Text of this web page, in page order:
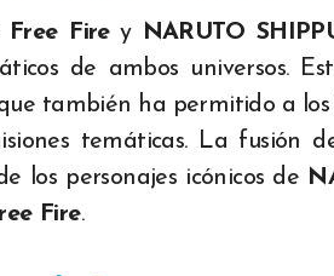
Free Firey NARUTO
de ambos universos.
también ha permitido a
temáticas. La fusión
los personajes icónicos de
Fire.